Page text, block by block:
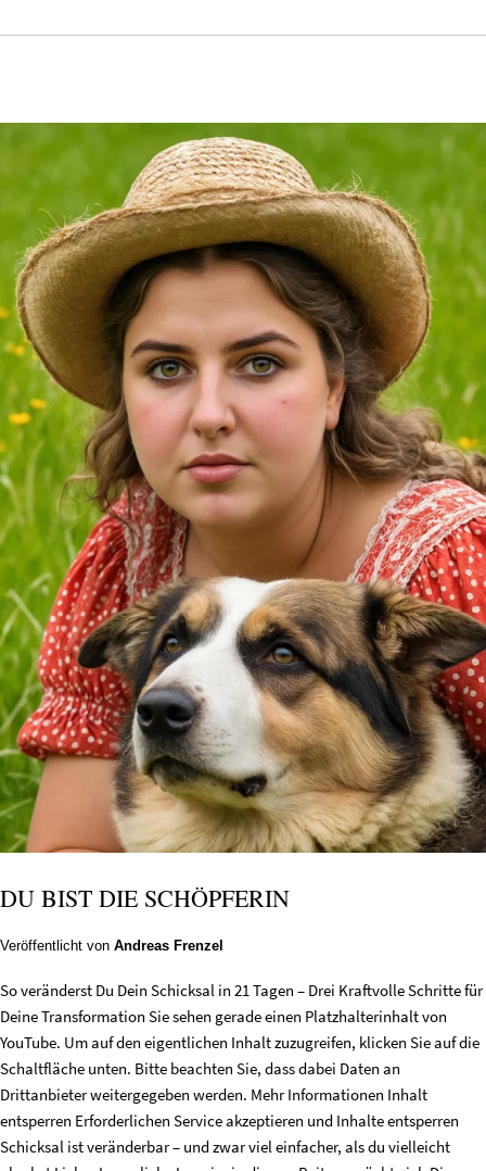
DU BIST DIE SCHÖPFERIN
Veröffentlicht von Andreas Frenzel
So veränderst Du Dein Schicksal in 21 Tagen – Drei Kraftvolle Schritte für
Deine Transformation Sie sehen gerade einen Platzhalterinhalt von
YouTube. Um auf den eigentlichen Inhalt zuzugreifen, klicken Sie auf die
Schaltfläche unten. Bitte beachten Sie, dass dabei Daten an
Drittanbieter weitergegeben werden. Mehr Informationen Inhalt
entsperren Erforderlichen Service akzeptieren und Inhalte entsperren
Schicksal ist veränderbar – und zwar viel einfacher, als du vielleicht